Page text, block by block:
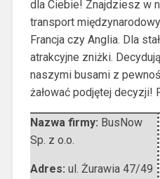
dla Ciebie! Znajdziesz w
transport
Francja czy Anglia. Dla
atrakcyjne zniżki.
naszymi busami z
żałować podjętej decyzji!
Nazwa firmy: BusNow
Sp. z o.o.
Adres: ul. Żurawia 47/49